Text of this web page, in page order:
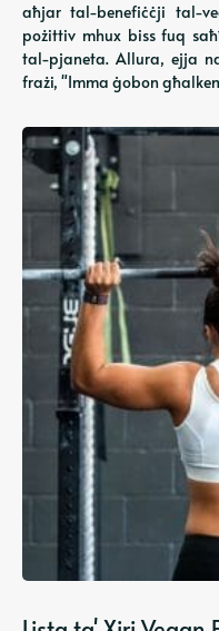
aħjar tal-benefiċċji tal-
pożittiv mhux biss fuq
tal-pjaneta. Allura, ejja
frażi, "Imma ġobon